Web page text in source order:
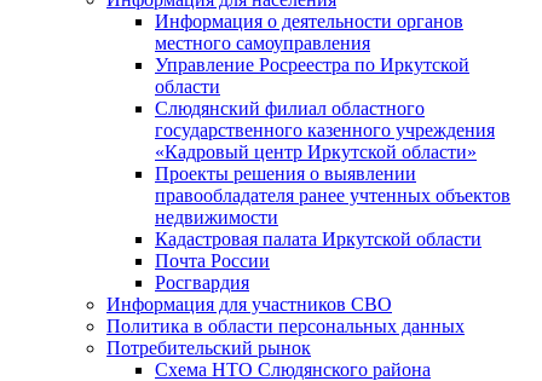
Информация о деятельности органов
местного самоуправления
Управление Росреестра по Иркутской
области
Слюдянский филиал областного
государственного казенного учреждения
«Кадровый центр Иркутской области»
Проекты решения о выявлении
правообладателя ранее учтенных объектов
недвижимости
Кадастровая палата Иркутской области
Почта России
Росгвардия
Информация для участников СВО
Политика в области персональных данных
Потребительский рынок
Схема НТО Слюдянского района